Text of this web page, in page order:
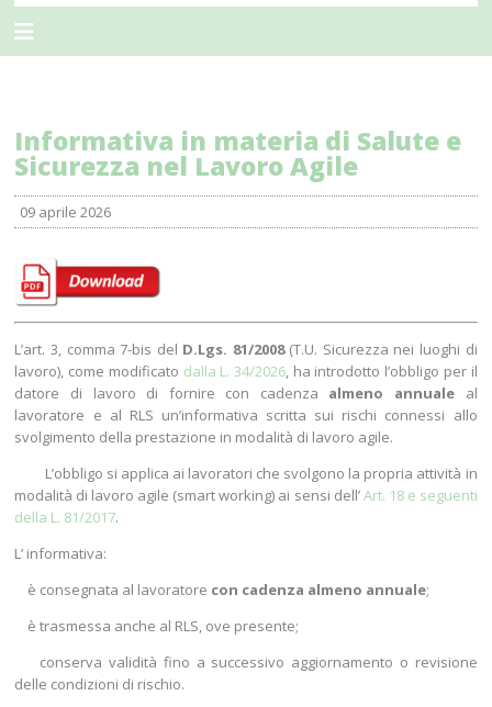
Informativa in materia di Salute e
Sicurezza nel Lavoro Agile
09 aprile 2026
L’art. 3, comma 7-bis del D.Lgs. 81/2008(T.U. Sicurezza nei luoghi di
lavoro), come modificato dalla L. 34/2026, ha introdotto l’obbligo per il
datore di lavoro di fornire con cadenza almeno annuale al
lavoratore e al RLS un’informativa scritta sui rischi connessi allo
svolgimento della prestazione in modalità di lavoro agile.
L’obbligo si applica ai lavoratori che svolgono la propria attività in
modalità di lavoro agile (smart working) ai sensi dell’Art. 18 e seguenti
della L. 81/2017.
L’ informativa:
­ è consegnata al lavoratore con cadenza almeno annuale;
­ è trasmessa anche al RLS, ove presente;
­ conserva validità fino a successivo aggiornamento o revisione
delle condizioni di rischio.